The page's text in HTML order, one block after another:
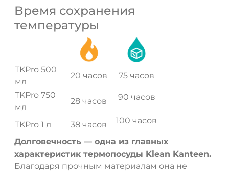
Время сохранения
температуры
TKPro 500
мл
20 часов
75 часов
TKPro 750
мл
28 часов 90 часов
TKPro 1 л 38 часов 100 часов
Долговечность — одна из главных
характеристик термопосуды Klean Kanteen.
Благодаря прочным материалам она не